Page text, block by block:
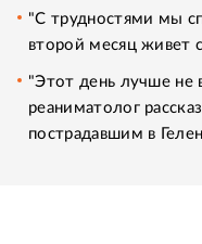
"С трудностями мы
второй месяц живет
"Этот день лучше не
реаниматолог
пострадавшим в